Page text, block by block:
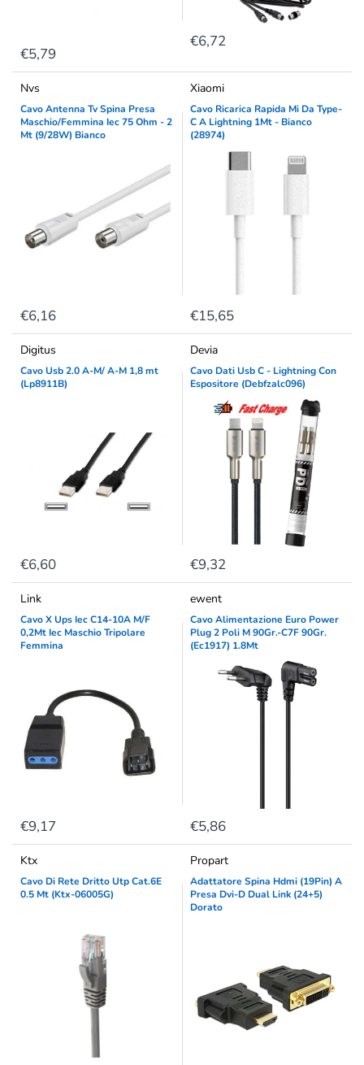
€5,79
€6,72
Nvs
Cavo Antenna Tv Spina Presa
Maschio/Femmina Iec 75 Ohm - 2
Mt (9/28W) Bianco
€6,16
Xiaomi
Cavo Ricarica Rapida Mi Da Type-
C A Lightning 1Mt - Bianco
(28974)
€15,65
Digitus
Cavo Usb 2.0 A-M/ A-M 1,8 mt
(Lp8911B)
€6,60
Devia
Cavo Dati Usb C - Lightning Con
Espositore (Debfzalc096)
€9,32
Link
Cavo X Ups Iec C14-10A M/F
0,2Mt Iec Maschio Tripolare
Femmina
€9,17
ewent
Cavo Alimentazione Euro Power
Plug 2 Poli M 90Gr.-C7F 90Gr.
(Ec1917) 1.8Mt
€5,86
Ktx
Cavo Di Rete Dritto Utp Cat.6E
0.5 Mt (Ktx-06005G)
Propart
Adattatore Spina Hdmi (19Pin) A
Presa Dvi-D Dual Link (24+5)
Dorato